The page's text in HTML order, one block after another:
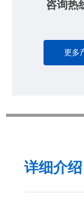
咨询热
更多
详细介绍